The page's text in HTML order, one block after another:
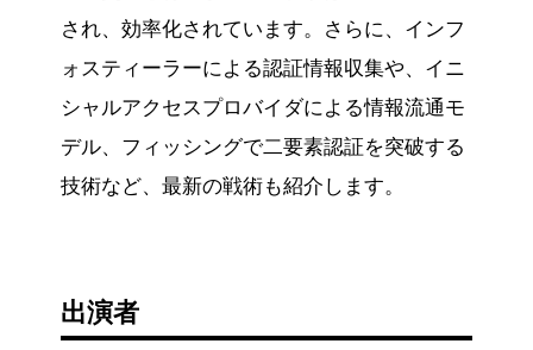
され、効率化されています。さらに、インフ
ォスティーラーによる認証情報収集や、イニ
シャルアクセスプロバイダによる情報流通モ
デル、フィッシングで二要素認証を突破する
技術など、最新の戦術も紹介します。
出演者